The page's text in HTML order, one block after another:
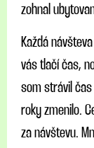
zohnal
Každá
vás tlačí čas,
som strávil
roky zmenilo.
za návštevu.